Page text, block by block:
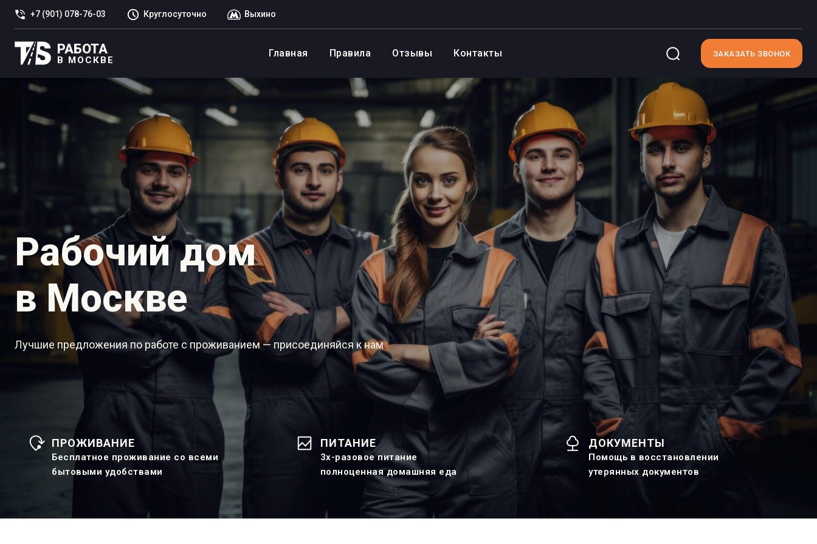
+7 (901) 078-76-03 Круглосуточно Выхино
РАБОТА
В МОСКВЕ
Главная Правила Отзывы Контакты ЗАКАЗАТЬ ЗВОНОК
Рабочий дом
в Москве
Лучшие предложения по работе с проживанием — присоединяйся к нам
ПРОЖИВАНИЕ
Бесплатное проживание со всеми
бытовыми удобствами
ПИТАНИЕ
3х-разовое питание
полноценная домашняя еда
ДОКУМЕНТЫ
Помощь в восстановлении
утерянных документов